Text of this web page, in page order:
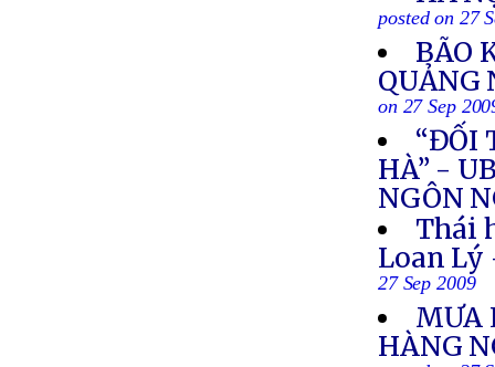
posted on 27
BÃO
QUẢNG
on 27 Sep
“ĐỐI
HÀ” -
NGÔN
Thái
Loan Lý
27 Sep 2009
MƯA
HÀNG